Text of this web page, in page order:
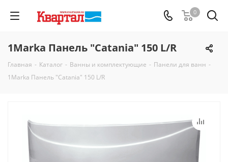
0
1Marka Панель "Catania" 150 L/R
Главная - Каталог - Ванны и комплектующие - Панели для ванн -
1Marka Панель "Catania" 150 L/R